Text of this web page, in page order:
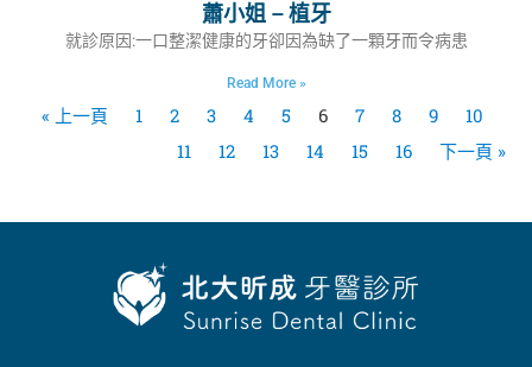
蕭小姐 – 植牙
就診原因:一口整潔健康的牙卻因為缺了一顆牙而令病患
Read More »
« 上一頁 1 2 3 4 5 6 7 8 9
10
11
12 13 14 15 16 下一頁 »